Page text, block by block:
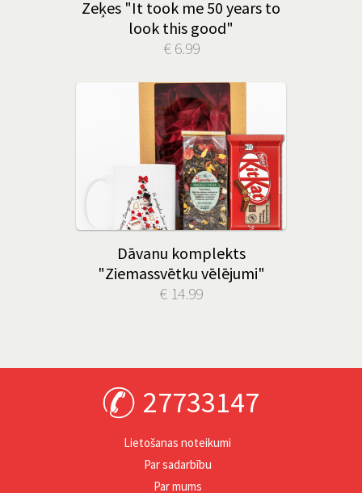
Zeķes "It took me 50 years to
look this good"
€ 6.99
Dāvanu komplekts
"Ziemassvētku vēlējumi"
€ 14.99
27733147
Lietošanas noteikumi
Par sadarbību
Par mums